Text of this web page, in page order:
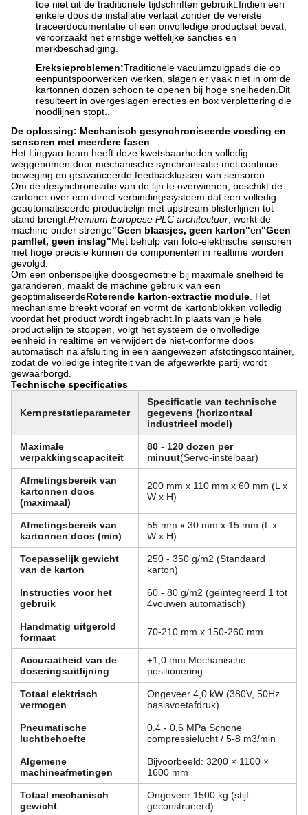
toe niet uit de traditionele tijdschriften gebruikt.Indien een
enkele doos de installatie verlaat zonder de vereiste
traceerdocumentatie of een onvolledige productset bevat,
veroorzaakt het ernstige wettelijke sancties en
merkbeschadiging.
Ereksieproblemen:Traditionele vacuümzuigpads die op
eenpuntspoorwerken werken, slagen er vaak niet in om de
kartonnen dozen schoon te openen bij hoge snelheden.Dit
resulteert in overgeslagen erecties en box verplettering die
noodlijnen stopt..
De oplossing: Mechanisch gesynchroniseerde voeding en
sensoren met meerdere fasen
Het Lingyao-team heeft deze kwetsbaarheden volledig
weggenomen door mechanische synchronisatie met continue
beweging en geavanceerde feedbacklussen van sensoren.
Om de desynchronisatie van de lijn te overwinnen, beschikt de
cartoner over een direct verbindingssysteem dat een volledig
geautomatiseerde productielijn met upstream blisterlijnen tot
stand brengt. Premium Europese PLC architectuur , werkt de
machine onder strenge"Geen blaasjes, geen karton"en"Geen
pamflet, geen inslag"Met behulp van foto-elektrische sensoren
met hoge precisie kunnen de componenten in realtime worden
gevolgd.
Om een onberispelijke doosgeometrie bij maximale snelheid te
garanderen, maakt de machine gebruik van een
geoptimaliseerdeRoterende karton-extractie module . Het
mechanisme breekt vooraf en vormt de kartonblokken volledig
voordat het product wordt ingebracht.In plaats van je hele
productielijn te stoppen, volgt het systeem de onvolledige
eenheid in realtime en verwijdert de niet-conforme doos
automatisch na afsluiting in een aangewezen afstotingscontainer,
zodat de volledige integriteit van de afgewerkte partij wordt
gewaarborgd.
Technische specificaties
Kernprestatieparameter
Specificatie van technische
gegevens (horizontaal
industrieel model)
Maximale
verpakkingscapaciteit
80 - 120 dozen per
minuut(Servo-instelbaar)
Afmetingsbereik van
kartonnen doos
(maximaal)
200 mm x 110 mm x 60 mm (L x
W x H)
Afmetingsbereik van
kartonnen doos (min)
55 mm x 30 mm x 15 mm (L x
W x H)
Toepasselijk gewicht
van de karton
250 - 350 g/m2 (Standaard
karton)
Instructies voor het
gebruik
60 - 80 g/m2 (geïntegreerd 1 tot
4vouwen automatisch)
Handmatig uitgerold
formaat
70-210 mm x 150-260 mm
Accuraatheid van de
doseringsuitlijning
±1,0 mm Mechanische
positionering
Totaal elektrisch
vermogen
Ongeveer 4,0 kW (380V, 50Hz
basisvoetafdruk)
Pneumatische
luchtbehoefte
0.4 - 0,6 MPa Schone
compressielucht / 5-8 m3/min
Algemene
machineafmetingen
Bijvoorbeeld: 3200 × 1100 ×
1600 mm
Totaal mechanisch
gewicht
Ongeveer 1500 kg (stijf
geconstrueerd)